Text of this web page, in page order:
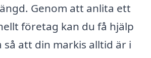
Genom att anlita ett
företag kan du få hjälp
så att din markis alltid är i